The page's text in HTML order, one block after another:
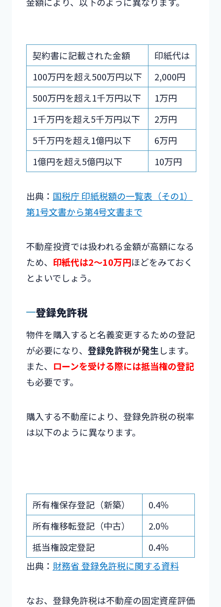
契約書に記載された金額
印紙代は
100万円を超え500万円以下
2,000円
500万円を超え1千万円以下
1万円
1千万円を超え5千万円以下
2万円
5千万円を超え1億円以下
6万円
1億円を超え5億円以下
10万円
出典： 国税庁 印紙税額の一覧表（その1）
第1号文書から第4号文書まで
不動産投資では扱われる金額が高額になる
ため、 印紙代は2～10万円ほどをみておく
とよいでしょう。
登録免許税
物件を購入すると名義変更するための登記
が必要になり、 登録免許税が発生します。
また、 ローンを受ける際には抵当権の登記
も必要です。
購入する不動産により、登録免許税の税率
は以下のように異なります。
所有権保存登記（新築）
0.4％
所有権移転登記（中古）
2.0％
抵当権設定登記
0.4％
出典： 財務省 登録免許税に関する資料
なお、登録免許税は不動産の固定資産評価